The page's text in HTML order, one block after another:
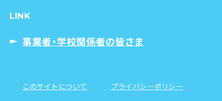
LINK
事業者・学校関係者の皆さま
このサイトについて プライバシーポリシー